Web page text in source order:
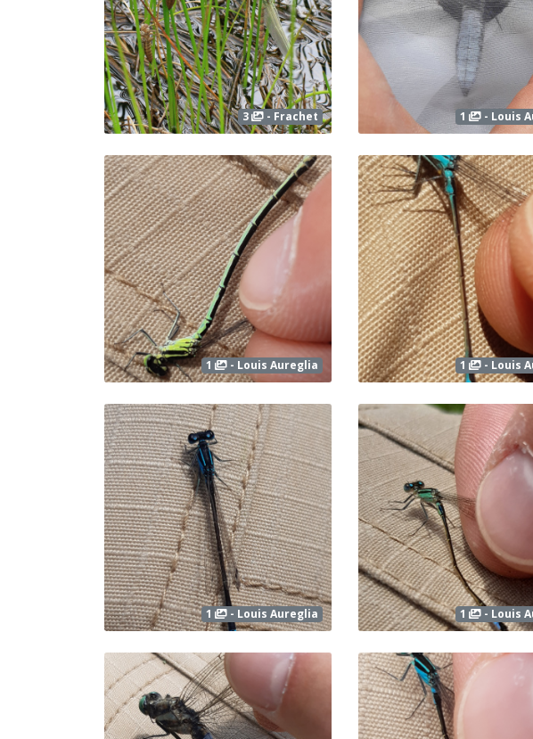
3 - Frachet 1 - Louis
1 - Louis Aureglia 1 - Louis
1 - Louis Aureglia 1 - Louis